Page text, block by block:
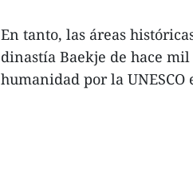
En tanto, las áreas
dinastía Baekje de hace
humanidad por la UNESCO